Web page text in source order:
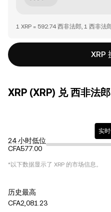
1 XRP = 592.74 西非法郎, 1 西非法
XRP
XRP (XRP) 兑 西非法
24 小时低位
CFA577.00
实
*以下数据显示了 XRP 的市场信息。
历史最高
CFA2,081.23